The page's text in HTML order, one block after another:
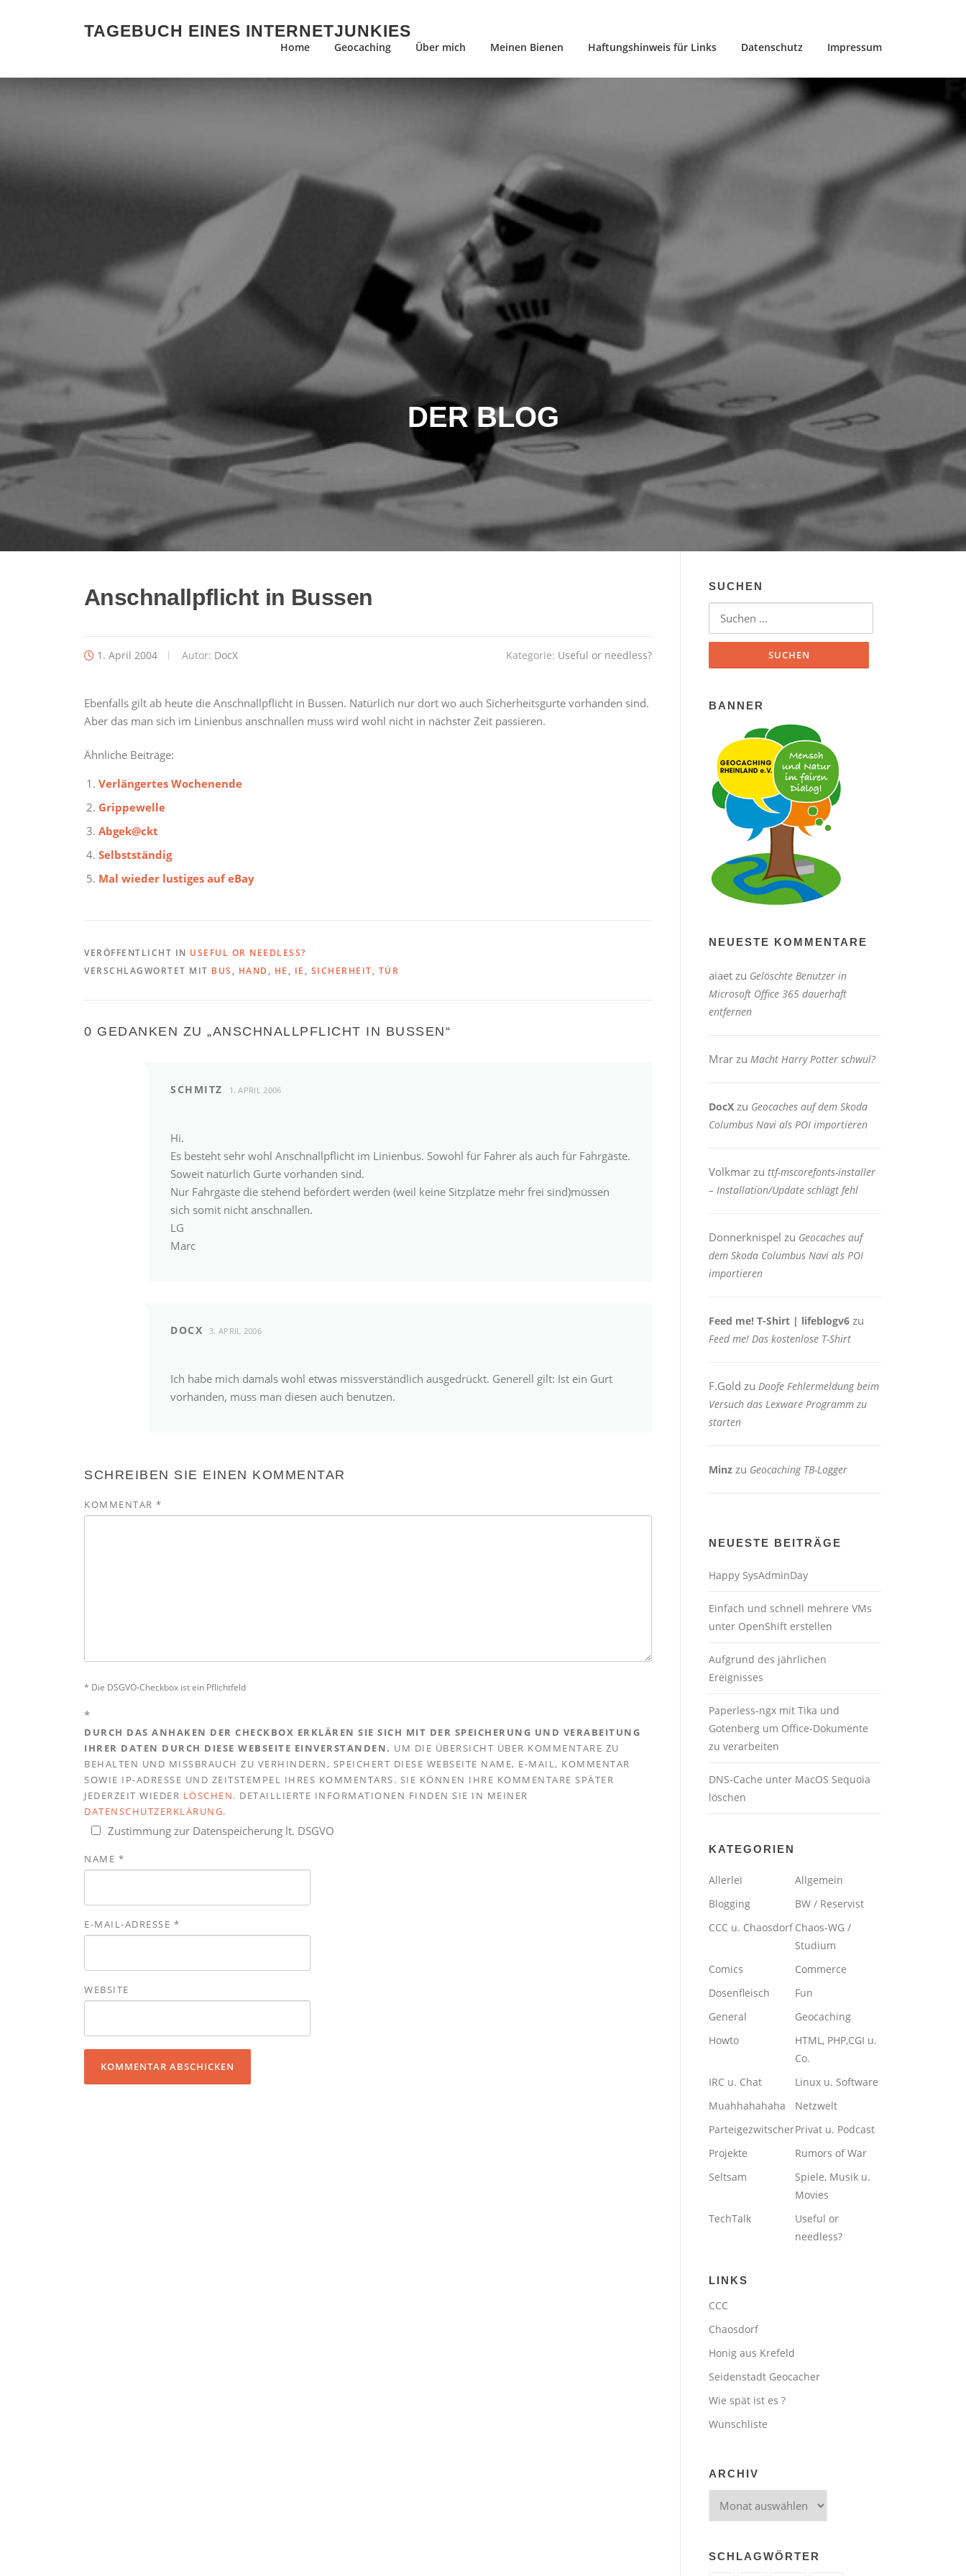
TAGEBUCH EINES INTERNETJUNKIES
Home Geocaching Über mich Meinen Bienen Haftungshinweis für Links Datenschutz Impressum
DER BLOG
Anschnallpflicht in Bussen
1. April 2004 Autor: DocX Kategorie: Useful or needless?
Ebenfalls gilt ab heute die Anschnallpflicht in Bussen. Natürlich nur dort wo auch Sicherheitsgurte vorhanden sind.
Aber das man sich im Linienbus anschnallen muss wird wohl nicht in nächster Zeit passieren.
Ähnliche Beiträge:
Verlängertes Wochenende
Grippewelle
Abgek@ckt
Selbstständig
Mal wieder lustiges auf eBay
VERÖFFENTLICHT IN USEFUL OR NEEDLESS?
VERSCHLAGWORTET MIT BUS , HAND , HE , IE , SICHERHEIT, TÜR
0 GEDANKEN ZU „ANSCHNALLPFLICHT IN BUSSEN“
SCHMITZ 1. APRIL 2006
Hi.
Es besteht sehr wohl Anschnallpflicht im Linienbus. Sowohl für Fahrer als auch für Fahrgäste.
Soweit natürlich Gurte vorhanden sind.
Nur Fahrgäste die stehend befördert werden (weil keine Sitzplätze mehr frei sind)müssen
sich somit nicht anschnallen.
LG
Marc
DOCX 3. APRIL 2006
Ich habe mich damals wohl etwas missverständlich ausgedrückt. Generell gilt: Ist ein Gurt
vorhanden, muss man diesen auch benutzen.
SCHREIBEN SIE EINEN KOMMENTAR
KOMMENTAR *
* Die DSGVO-Checkbox ist ein Pflichtfeld
*
DURCH DAS ANHAKEN DER CHECKBOX ERKLÄREN SIE SICH MIT DER SPEICHERUNG UND VERABEITUNG
IHRER DATEN DURCH DIESE WEBSEITE EINVERSTANDEN. UM DIE ÜBERSICHT ÜBER KOMMENTARE ZU
BEHALTEN UND MISSBRAUCH ZU VERHINDERN, SPEICHERT DIESE WEBSEITE NAME, E-MAIL, KOMMENTAR
SOWIE IP-ADRESSE UND ZEITSTEMPEL IHRES KOMMENTARS. SIE KÖNNEN IHRE KOMMENTARE SPÄTER
JEDERZEIT WIEDER LÖSCHEN. DETAILLIERTE INFORMATIONEN FINDEN SIE IN MEINER
DATENSCHUTZERKLÄRUNG.
Zustimmung zur Datenspeicherung lt. DSGVO
NAME *
E-MAIL-ADRESSE *
WEBSITE
SUCHEN
Suchen nach:
BANNER
NEUESTE KOMMENTARE
aiaet zu Gelöschte Benutzer in
Microsoft Office 365 dauerhaft
entfernen
Mrar zu Macht Harry Potter schwul?
DocX zu Geocaches auf dem Skoda
Columbus Navi als POI importieren
Volkmar zu ttf-mscorefonts-installer
– Installation/Update schlägt fehl
Donnerknispel zu Geocaches auf
dem Skoda Columbus Navi als POI
importieren
Feed me! T-Shirt | lifeblogv6 zu
Feed me! Das kostenlose T-Shirt
F.Gold zu Doofe Fehlermeldung beim
Versuch das Lexware Programm zu
starten
Minz zu Geocaching TB-Logger
NEUESTE BEITRÄGE
Happy SysAdminDay
Einfach und schnell mehrere VMs
unter OpenShift erstellen
Aufgrund des jährlichen
Ereignisses
Paperless-ngx mit Tika und
Gotenberg um Office-Dokumente
zu verarbeiten
DNS-Cache unter MacOS Sequoia
löschen
KATEGORIEN
Allerlei
Allgemein
Blogging
BW / Reservist
CCC u. Chaosdorf Chaos-WG /
Studium
Comics
Commerce
Dosenfleisch
Fun
General
Geocaching
Howto
HTML, PHP,CGI u.
Co.
IRC u. Chat
Linux u. Software
Muahhahahaha
Netzwelt
ParteigezwitscherPrivat u. Podcast
Projekte
Rumors of War
Seltsam
Spiele, Musik u.
Movies
TechTalk
Useful or
needless?
LINKS
CCC
Chaosdorf
Honig aus Krefeld
Seidenstadt Geocacher
Wie spät ist es ?
Wunschliste
ARCHIV
Archiv
SCHLAGWÖRTER